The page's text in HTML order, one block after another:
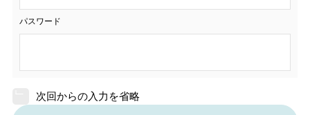
パスワード
次回からの入力を省略